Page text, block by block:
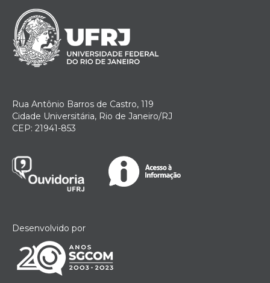
Rua Antônio Barros de Castro, 119
Cidade Universitária, Rio de Janeiro/RJ
CEP: 21941-853
Desenvolvido por